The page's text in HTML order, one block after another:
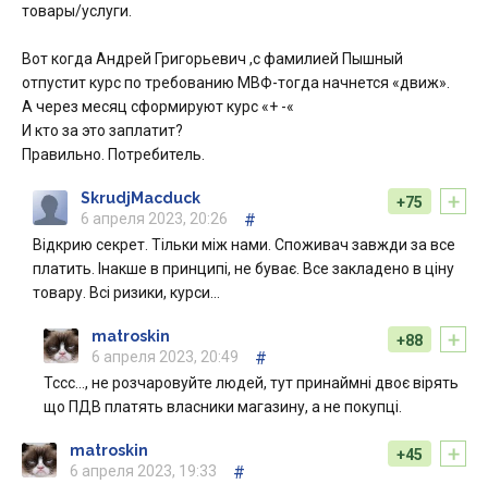
товары/услуги.
Вот когда Андрей Григорьевич ,с фамилией Пышный
отпустит курс по требованию МВФ-тогда начнется «движ».
А через месяц сформируют курс «+ -«
И кто за это заплатит?
Правильно. Потребитель.
+
+75
SkrudjMacduck
6 апреля 2023, 20:26
#
Відкрию секрет. Тільки між нами. Споживач завжди за все
платить. Інакше в принципі, не буває. Все закладено в ціну
товару. Всі ризики, курси…
+
+88
matroskin
6 апреля 2023, 20:49
#
Тссс…, не розчаровуйте людей, тут принаймні двоє вірять
що ПДВ платять власники магазину, а не покупці.
+
+45
matroskin
6 апреля 2023, 19:33
#